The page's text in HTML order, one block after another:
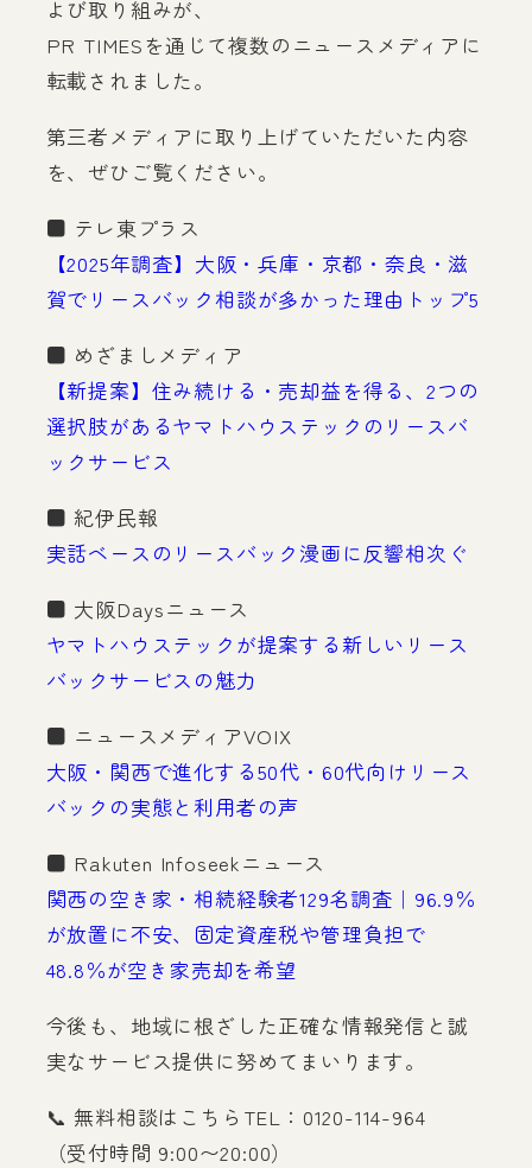
よび取り組みが、
PR TIMESを通じて複数のニュースメディアに
転載されました。
第三者メディアに取り上げていただいた内容
を、ぜひご覧ください。
■ テレ東プラス
【2025年調査】大阪・兵庫・京都・奈良・滋
賀でリースバック相談が多かった理由トップ5
■ めざましメディア
【新提案】住み続ける・売却益を得る、2つの
選択肢があるヤマトハウステックのリースバ
ックサービス
■ 紀伊民報
実話ベースのリースバック漫画に反響相次ぐ
■ 大阪Daysニュース
ヤマトハウステックが提案する新しいリース
バックサービスの魅力
■ ニュースメディアVOIX
大阪・関西で進化する50代・60代向けリース
バックの実態と利用者の声
■ Rakuten Infoseekニュース
関西の空き家・相続経験者129名調査｜96.9％
が放置に不安、固定資産税や管理負担で
48.8％が空き家売却を希望
今後も、地域に根ざした正確な情報発信と誠
実なサービス提供に努めてまいります。
📞 無料相談はこちらTEL：0120-114-964
（受付時間 9:00〜20:00）